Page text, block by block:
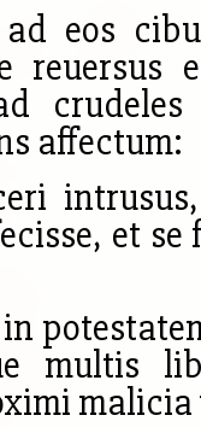
eos
reuersus
affectum:
intrusus,
et
multis